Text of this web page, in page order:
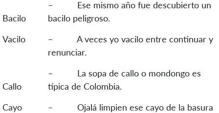
Bacilo
Vacilo
– Ese mismo año fue descubierto un
bacilo peligroso.
– A veces yo vacilo entre continuar y
renunciar.
Callo
Cayo
– La sopa de callo o mondongo es
típica de Colombia.
– Ojalá limpien ese cayo de la basura